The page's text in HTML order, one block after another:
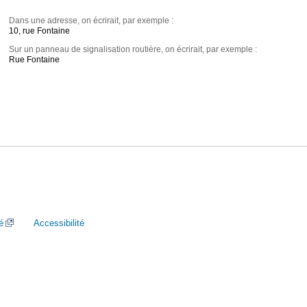
Dans une adresse, on écrirait, par exemple :
10, rue Fontaine
Sur un panneau de signalisation routière, on écrirait, par exemple :
Rue Fontaine
Accessibilité